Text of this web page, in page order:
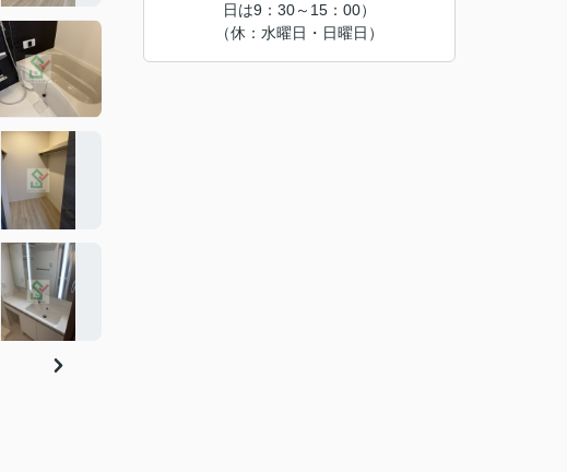
日は9：30～15：00）
（休：水曜日・日曜日）